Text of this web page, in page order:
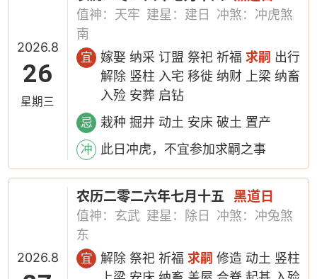
2026.8
26
星期三
值神：天牢 建星：建日
冲煞：冲虎煞
南
宜 嫁娶 纳采 订盟 祭祀 祈福求嗣 出行
解除 竖柱 入宅 移徙 纳财 上梁 纳畜
入殓 安葬 启钻
忌 栽种 掘井 动土 安床 破土 置产
冲 此日冲虎，不宜参加求嗣之事
2026.8
农历二零二六年七月十五 黑道日
值神：玄武 建星：除日
冲煞：冲兔煞
东
宜 解除 祭祀 祈福求嗣 修造 动土 竖柱